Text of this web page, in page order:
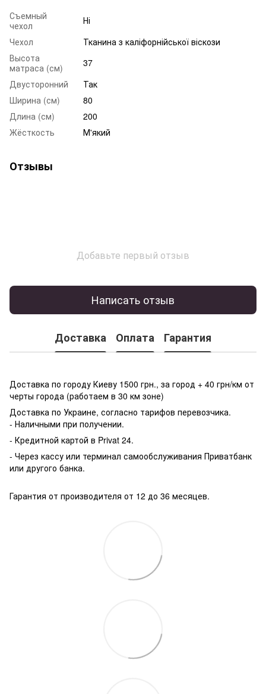
Съемный
чехол
Ні
Чехол
Тканина з каліфорнійської віскози
Высота
матраса (см)
37
Двусторонний
Так
Ширина (см)
80
Длина (см)
200
Жёсткость
М'який
Отзывы
Добавьте первый отзыв
Написать отзыв
Доставка Оплата Гарантия
Доставка по городу Киеву 1500 грн., за город + 40 грн/км от
черты города (работаем в 30 км зоне)
Доставка по Украине, согласно тарифов перевозчика.
- Наличными при получении.
- Кредитной картой в Privat 24.
- Через кассу или терминал самообслуживания Приватбанк
или другого банка.
Гарантия от производителя от 12 до 36 месяцев.